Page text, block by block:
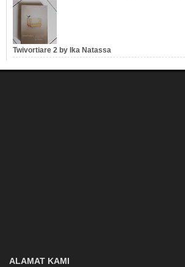
Twivortiare 2 by Ika Natassa
ALAMAT KAMI